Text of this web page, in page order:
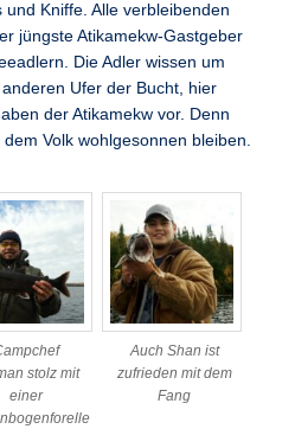
Kniffe. Alle verbleibenden
jüngste Atikamekw-Gastgeber
Die Adler wissen um
Ufer der Bucht, hier
der Atikamekw vor. Denn
Volk wohlgesonnen bleiben.
stolz mit
einer
Auch Shan ist
zufrieden mit dem
Fang